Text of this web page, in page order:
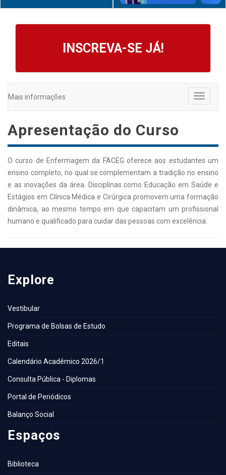
INSCREVA-SE JÁ!
Toggle
Mais informações
Apresentação do Curso
O curso de Enfermagem da FACEG oferece aos estudantes um
ensino completo, no qual se complementam a tradição no ensino
e as inovações da área. Disciplinas como Educação em Saúde e
Estágios em Clínica Médica e Cirúrgica promovem uma formação
dinâmica, ao mesmo tempo em que capacitam um profissional
humano e qualificado para cuidar das pessoas com excelência.
Explore
Vestibular
Programa de Bolsas de Estudo
Editais
Calendário Acadêmico 2026/1
Consulta Pública - Diplomas
Portal de Periódicos
Balanço Social
Espaços
Biblioteca